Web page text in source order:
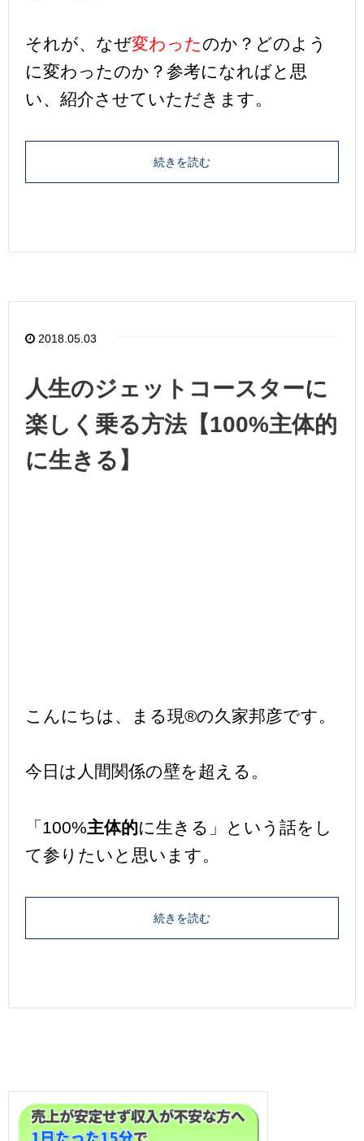
それが、なぜ変わったのか？どのよう
に変わったのか？参考になればと思
い、紹介させていただきます。
続きを読む
2018.05.03
人生のジェットコースターに
楽しく乗る方法【100%主体的
に生きる】
こんにちは、まる現®の久家邦彦です。
今日は人間関係の壁を超える。
「100%主体的に生きる」という話をし
て参りたいと思います。
続きを読む